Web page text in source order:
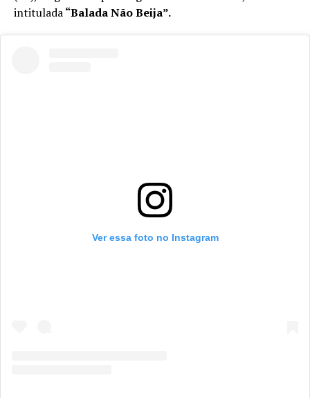
intitulada“Balada Não Beija”.
Ver essa foto no Instagram